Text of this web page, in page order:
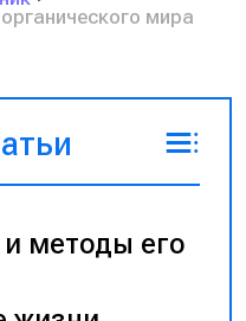
мира
методы его